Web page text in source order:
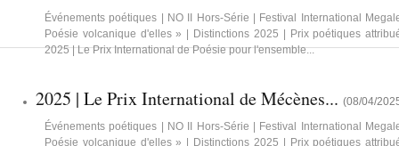
Événements poétiques | NO II Hors-Série | Festival International
Poésie volcanique d'elles » | Distinctions 2025 | Prix poétiques
2025 | Le Prix International de Poésie pour l'ensemble...
2025 | Le Prix International de Mécènes... (08/04/
Événements poétiques | NO II Hors-Série | Festival International
Poésie volcanique d'elles » | Distinctions 2025 | Prix poétiques